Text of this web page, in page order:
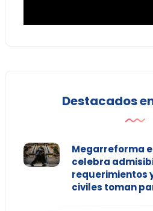
Destacados
Megarreforma
celebra
requerimientos
civiles toman